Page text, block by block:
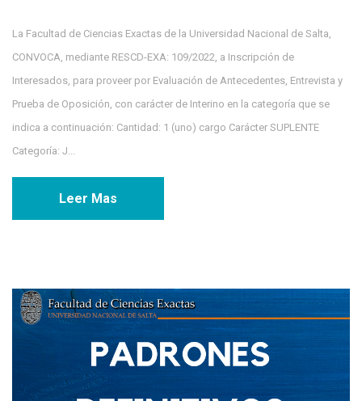
La Facultad de Ciencias Exactas de la Universidad Nacional de Salta,
CONVOCA, mediante RESCD-EXA: 109/2022, a Inscripción de
Interesados, para proveer por Evaluación de Antecedentes, Entrevista y
Prueba de Oposición, con carácter de Interino en la categoría que se
indica a continuación: Cantidad: 1 (uno) cargo Carácter SUPLENTE
Categoría: J...
Leer Mas